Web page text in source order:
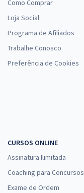
Como Comprar
Loja Social
Programa de Afiliados
Trabalhe Conosco
Preferência de Cookies
CURSOS ONLINE
Assinatura Ilimitada
Coaching para Concursos
Exame de Ordem